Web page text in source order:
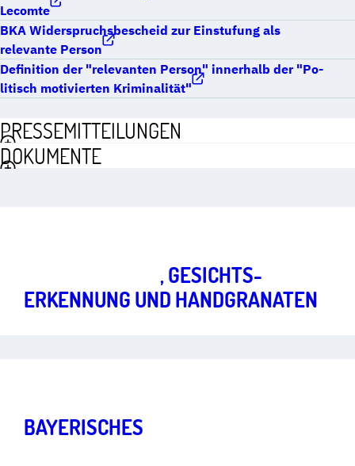
Lecomte
BKA Widerspruchsbescheid zur Einstufung als
relevante Person
Definition der "relevanten Person" innerhalb der "Po­
li­tisch mo­ti­vier­ten Krimi­nalität"
PRESSEMITTEILUNGEN
DOKUMENTE
, GESICHTS­
ERKENNUNG UND HANDGRANATEN
BAYERISCHES